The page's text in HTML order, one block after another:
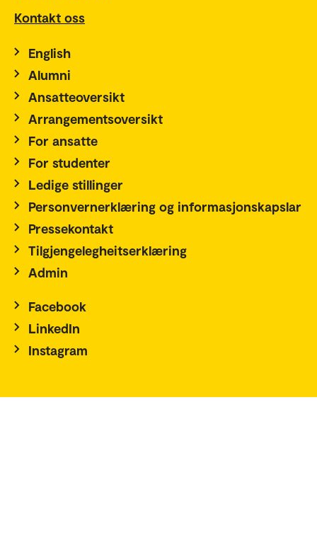
Kontakt oss
English
Alumni
Ansatteoversikt
Arrangementsoversikt
For ansatte
For studenter
Ledige stillinger
Personvernerklæring og informasjonskapslar
Pressekontakt
Tilgjengelegheitserklæring
Admin
Facebook
LinkedIn
Instagram